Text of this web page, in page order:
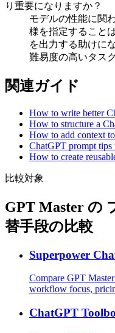
り重要になりますか？
モデルの性能に関
様を指定すること
を出力する助けに
難易度の高いタス
関連ガイド
How to write better
How to structure a
How to add context
ChatGPT prompt tips
How to create
比較対象
GPT Master の
替手段の比較
Superpower
Compare GPT
workflow focus,
ChatGPT